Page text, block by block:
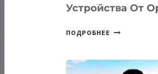
Устройства От
ПОДРОБНЕЕ СТАЛИ
ВНЕШНЕГО